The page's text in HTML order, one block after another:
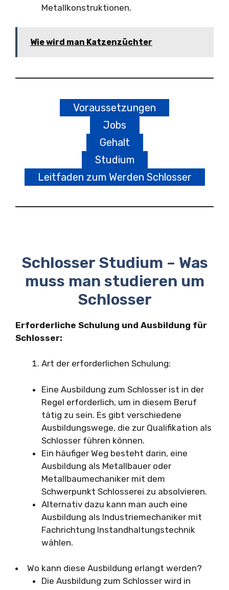
Metallkonstruktionen.
Wie wird man Katzenzüchter
Voraussetzungen
Jobs
Gehalt
Studium
Leitfaden zum Werden Schlosser
Schlosser Studium – Was
muss man studieren um
Schlosser
Erforderliche Schulung und Ausbildung für
Schlosser:
Art der erforderlichen Schulung:
Eine Ausbildung zum Schlosser ist in der
Regel erforderlich, um in diesem Beruf
tätig zu sein. Es gibt verschiedene
Ausbildungswege, die zur Qualifikation als
Schlosser führen können.
Ein häufiger Weg besteht darin, eine
Ausbildung als Metallbauer oder
Metallbaumechaniker mit dem
Schwerpunkt Schlosserei zu absolvieren.
Alternativ dazu kann man auch eine
Ausbildung als Industriemechaniker mit
Fachrichtung Instandhaltungstechnik
wählen.
Wo kann diese Ausbildung erlangt werden?
Die Ausbildung zum Schlosser wird in